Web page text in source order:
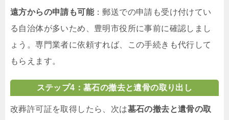
遠方からの申請も可能：郵送での申請も受け付けてい
る自治体が多いため、豊明市役所に事前に確認しまし
ょう。専門業者に依頼すれば、この手続きも代行して
もらえます。
ステップ4：墓石の撤去と遺骨の取り出し
改葬許可証を取得したら、次は墓石の撤去と遺骨の取